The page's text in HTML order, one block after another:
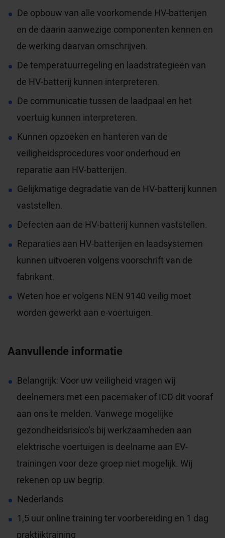
De opbouw van alle voorkomende HV-batterijen
en de daarin aanwezige componenten kennen en
de werking daarvan omschrijven.
De temperatuurregeling en laadstrategieën van
de HV-batterij kunnen interpreteren.
De communicatie tussen de laadpaal en het
voertuig kunnen interpreteren.
Kunnen opzoeken en hanteren van de
veiligheidsprocedures voor onderhoud en
reparatie aan HV-batterijen.
Gelijkmatige degradatie van de HV-batterij kunnen
vaststellen.
Defecten aan de HV-batterij kunnen vaststellen.
Reparaties aan HV-batterijen en laadsystemen
kunnen uitvoeren volgens voorschrift van de
fabrikant.
Weten hoe er volgens NEN 9140 veilig moet
worden gewerkt aan e-voertuigen.
Aanvullende informatie
Belangrijk: Voor uw veiligheid vragen wij
deelnemers met een pacemaker of ICD dit vooraf
aan ons te melden. Vanwege mogelijke
gezondheidsrisico’s bij werkzaamheden aan
elektrische voertuigen is deelname aan EV-
trainingen voor deze groep niet mogelijk. Wij
rekenen op uw begrip.
Nederlands
1,5 uur online training ter voorbereiding en 1 dag
praktijktraining